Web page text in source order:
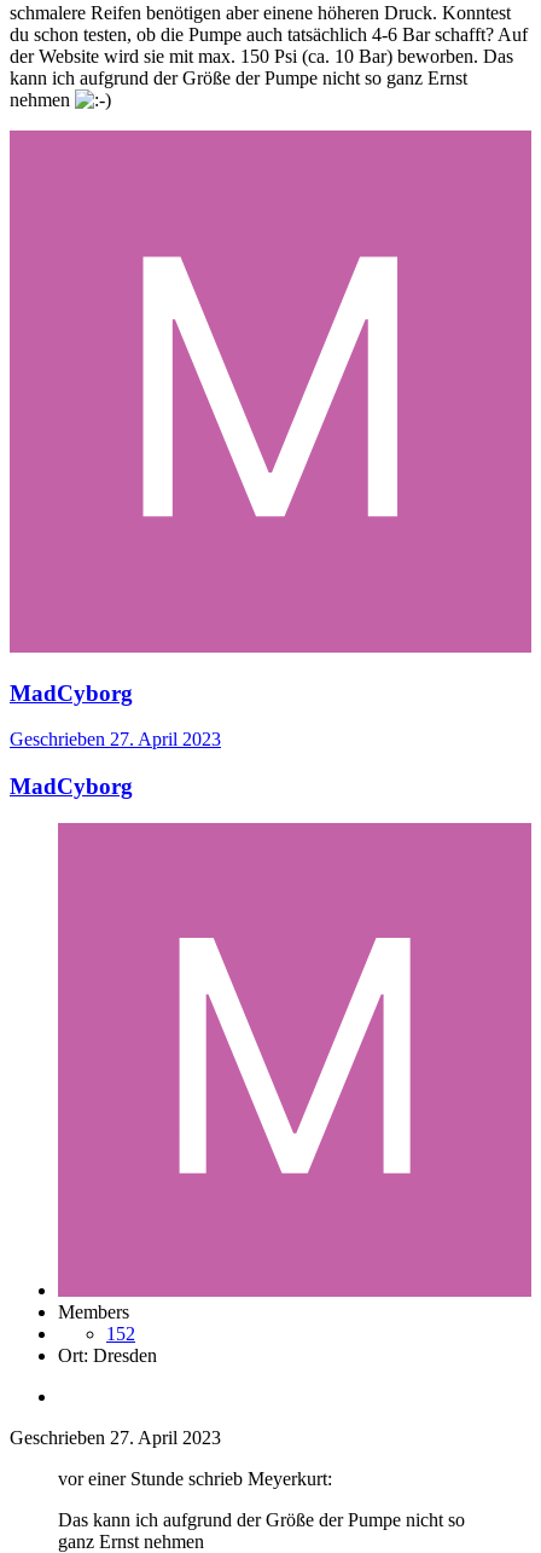
schmalere Reifen benötigen aber einene höheren Druck. Konntest
du schon testen, ob die Pumpe auch tatsächlich 4-6 Bar schafft? Auf
der Website wird sie mit max. 150 Psi (ca. 10 Bar) beworben. Das
kann ich aufgrund der Größe der Pumpe nicht so ganz Ernst
nehmen
MadCyborg
Geschrieben 27. April 2023
MadCyborg
Members
152
Ort: Dresden
Geschrieben 27. April 2023
vor einer Stunde schrieb Meyerkurt:
Das kann ich aufgrund der Größe der Pumpe nicht so
ganz Ernst nehmen